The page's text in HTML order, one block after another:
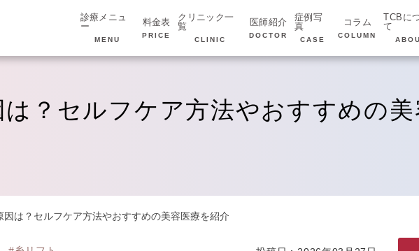
診療メニュ
ー
MENU
料金表
PRICE
クリニック一
覧
CLINIC
医師紹介
DOCTOR
症例写
真
CASE
コラム
COLUMN
TCBに
て
？セルフケア方法やおすすめの美
因は？セルフケア方法やおすすめの美容医療を紹介